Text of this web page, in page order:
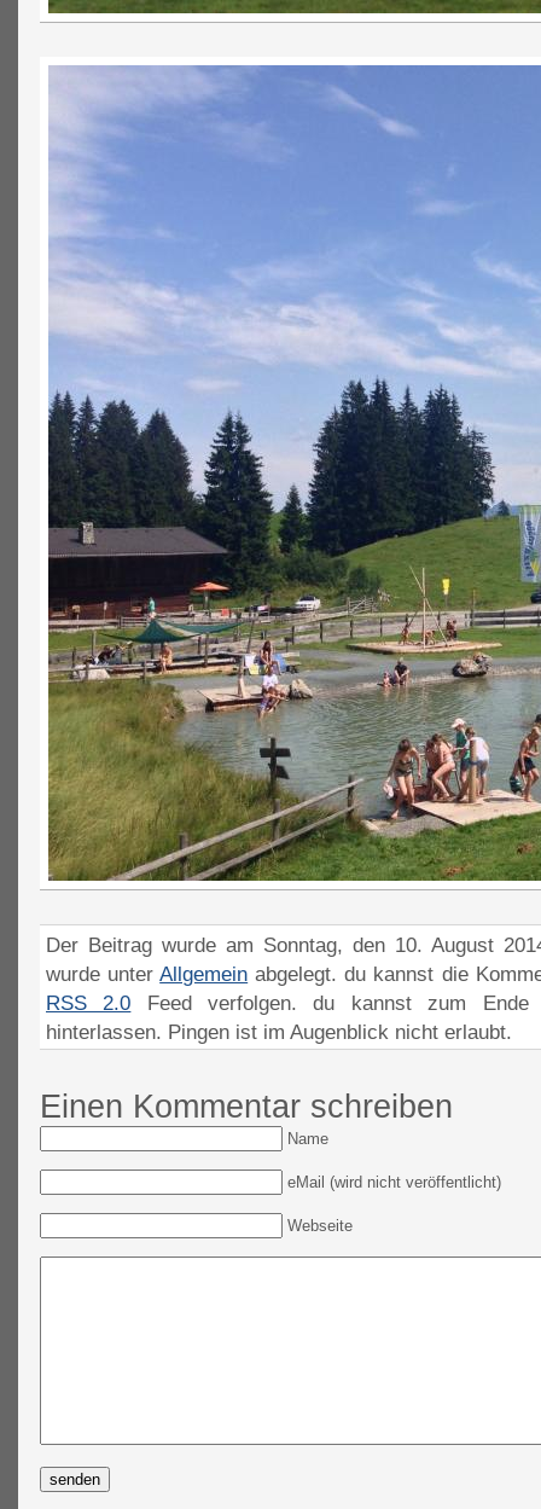
Der Beitrag wurde am Sonntag, den 10. August
wurde unterAllgemein abgelegt. du kannst die
RSS 2.0 Feed verfolgen. du kannst zum Ende
hinterlassen. Pingen ist im Augenblick nicht erlaubt.
Einen Kommentar schreiben
Name
eMail (wird nicht veröffentlicht)
Webseite